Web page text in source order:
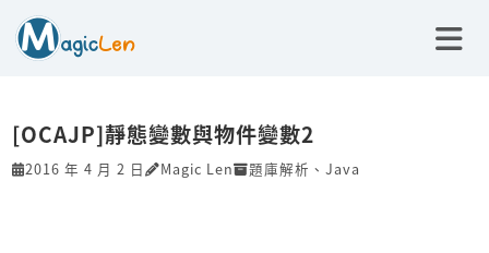
[OCAJP]靜態變數與物件變數2
2016 年 4 月 2 日 Magic Len 題庫解析 、 Java